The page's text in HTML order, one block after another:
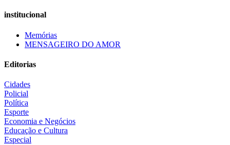
institucional
Memórias
MENSAGEIRO DO AMOR
Editorias
Cidades
Policial
Política
Esporte
Economia e Negócios
Educação e Cultura
Especial